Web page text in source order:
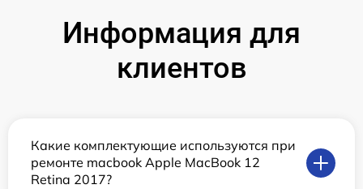
Информация для
клиентов
Какие комплектующие используются при
ремонте macbook Apple MacBook 12
Retina 2017?